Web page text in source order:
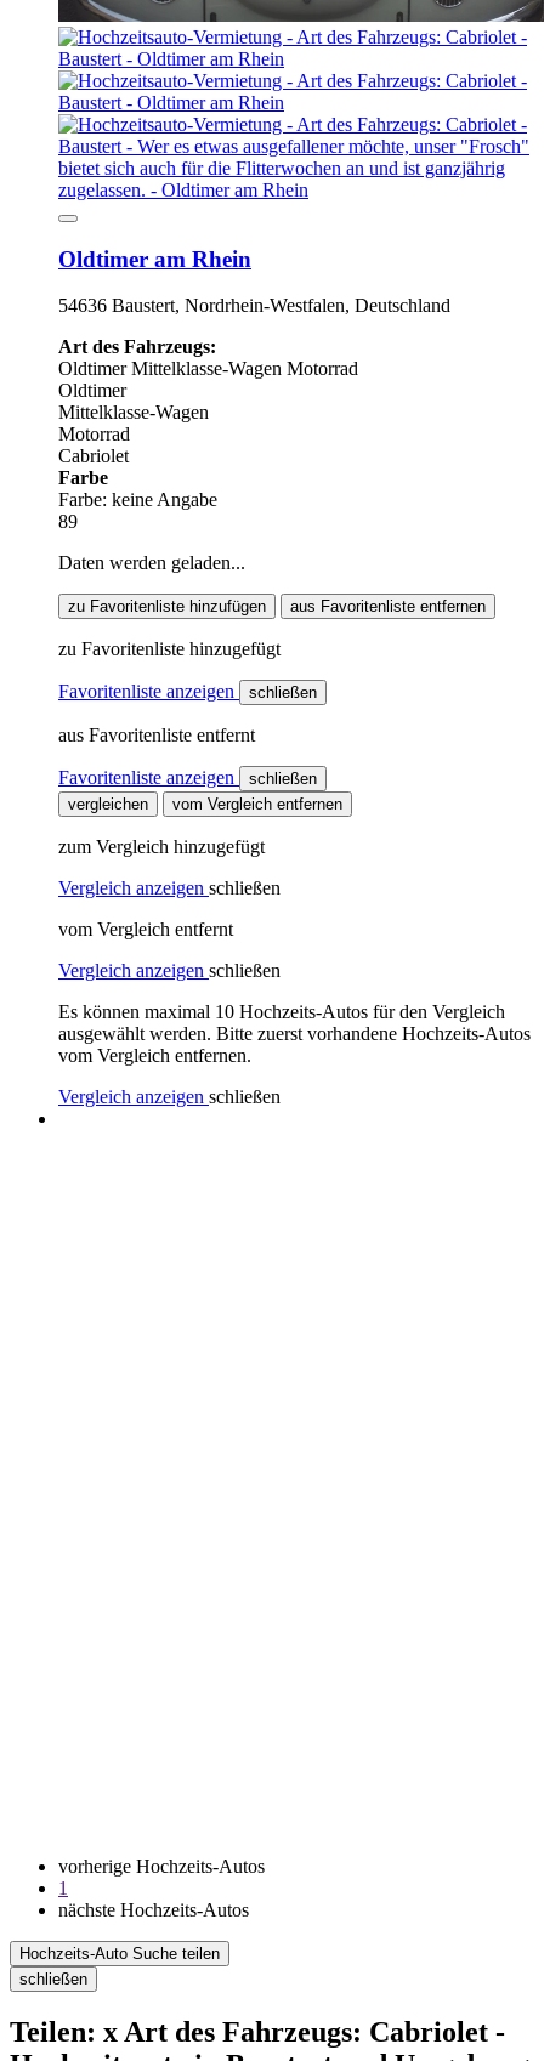
Oldtimer am Rhein
54636 Baustert, Nordrhein-Westfalen, Deutschland
Art des Fahrzeugs:
OldtimerMittelklasse-Wagen Motorrad
Oldtimer
Mittelklasse-Wagen
Motorrad
Cabriolet
Farbe
Farbe: keine Angabe
89
Daten werden geladen...
zu Favoritenliste hinzufügen aus Favoritenliste entfernen
zu Favoritenliste hinzugefügt
Favoritenliste anzeigen schließen
aus Favoritenliste entfernt
Favoritenliste anzeigen
schließen
vergleichen
vom Vergleich entfernen
zum Vergleich hinzugefügt
Vergleich anzeigen schließen
vom Vergleich entfernt
Vergleich anzeigen schließen
Es können maximal 10 Hochzeits-Autos für den Vergleich
ausgewählt werden. Bitte zuerst vorhandene Hochzeits-Autos
vom Vergleich entfernen.
Vergleich anzeigen schließen
vorherige Hochzeits-Autos
1
nächste Hochzeits-Autos
Hochzeits-Auto Suche teilen
schließen
Teilen: x Art des Fahrzeugs: Cabriolet -